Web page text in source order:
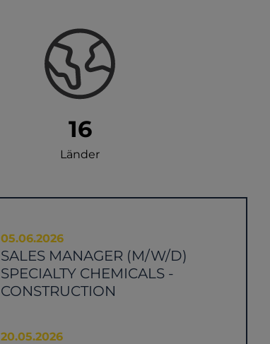
16
Länder
05.06.2026
SALES MANAGER (M/W/D)
SPECIALTY CHEMICALS -
CONSTRUCTION
20.05.2026